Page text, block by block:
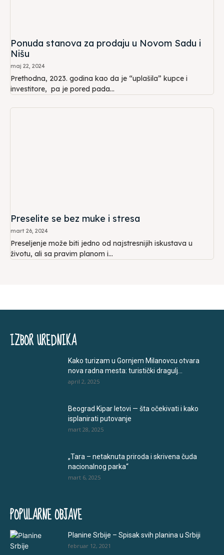
Ponuda stanova za prodaju u Novom Sadu i
Nišu
maj 22, 2024
Prethodna, 2023. godina kao da je “uplašila” kupce i
investitore, pa je pored pada...
Preselite se bez muke i stresa
mart 26, 2024
Preseljenje može biti jedno od najstresnijih iskustava u
životu, ali sa pravim planom i...
IZBOR UREDNIKA
Kako turizam u Gornjem Milanovcu otvara
nova radna mesta: turistički dragulj...
april 2, 2025
Beograd Kipar letovi — šta očekivati i kako
isplanirati putovanje
mart 28, 2025
„Tara – netaknuta priroda i skrivena čuda
nacionalnog parka“
mart 6, 2025
POPULARNE OBJAVE
Planine Srbije – Spisak svih planina u Srbiji
februar 12, 2021